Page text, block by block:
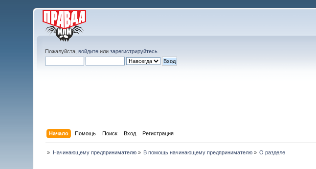
Пожалуйста,войдите илизарегистрируйтесь
Начало Помощь Поиск Вход Регистрация
» Начинающему предпринимателю» В помощь начинающему предпринимателю » О разделе